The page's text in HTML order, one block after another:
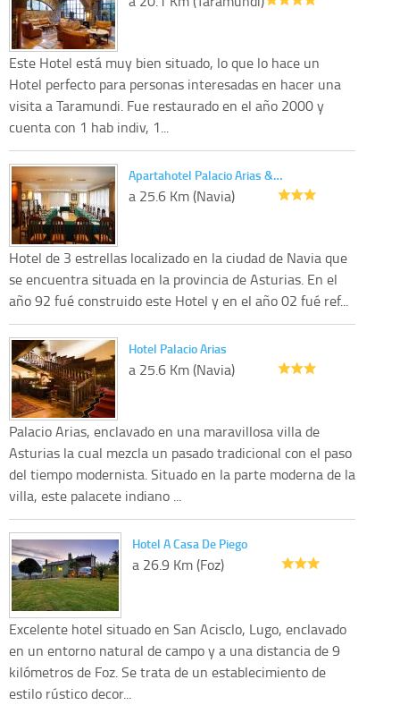
Este Hotel está muy bien situado, lo que lo hace un
Hotel perfecto para personas interesadas en hacer una
visita a Taramundi. Fue restaurado en el año 2000 y
cuenta con 1 hab indiv, 1...
Apartahotel Palacio Arias &…
a 25.6 Km (Navia)
Hotel de 3 estrellas localizado en la ciudad de Navia que
se encuentra situada en la provincia de Asturias. En el
año 92 fué construido este Hotel y en el año 02 fué ref...
Hotel Palacio Arias
a 25.6 Km (Navia)
Palacio Arias, enclavado en una maravillosa villa de
Asturias la cual mezcla un pasado tradicional con el paso
del tiempo modernista. Situado en la parte moderna de la
villa, este palacete indiano ...
Hotel A Casa De Piego
a 26.9 Km (Foz)
Excelente hotel situado en San Acisclo, Lugo, enclavado
en un entorno natural de campo y a una distancia de 9
kilómetros de Foz. Se trata de un establecimiento de
estilo rústico decor...